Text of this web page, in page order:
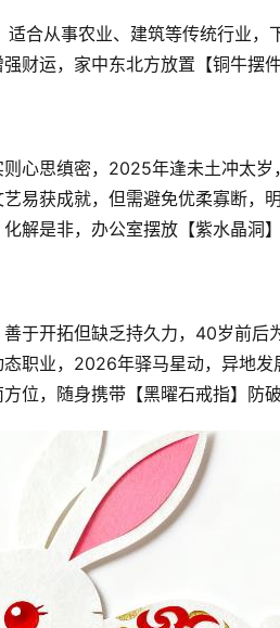
合从事农业、建筑等传统行业，
财运，家中东北方放置【铜牛摆件
心思缜密，2025年逢未土冲太岁
易获成就，但需避免优柔寡断，
解是非，办公室摆放【紫水晶洞】
于开拓但缺乏持久力，40岁前后
职业，2026年驿马星动，异地发
位，随身携带【黑曜石戒指】防破